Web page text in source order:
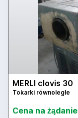
MERLI clovis 30
Tokarki równoległe
Cena na żądanie